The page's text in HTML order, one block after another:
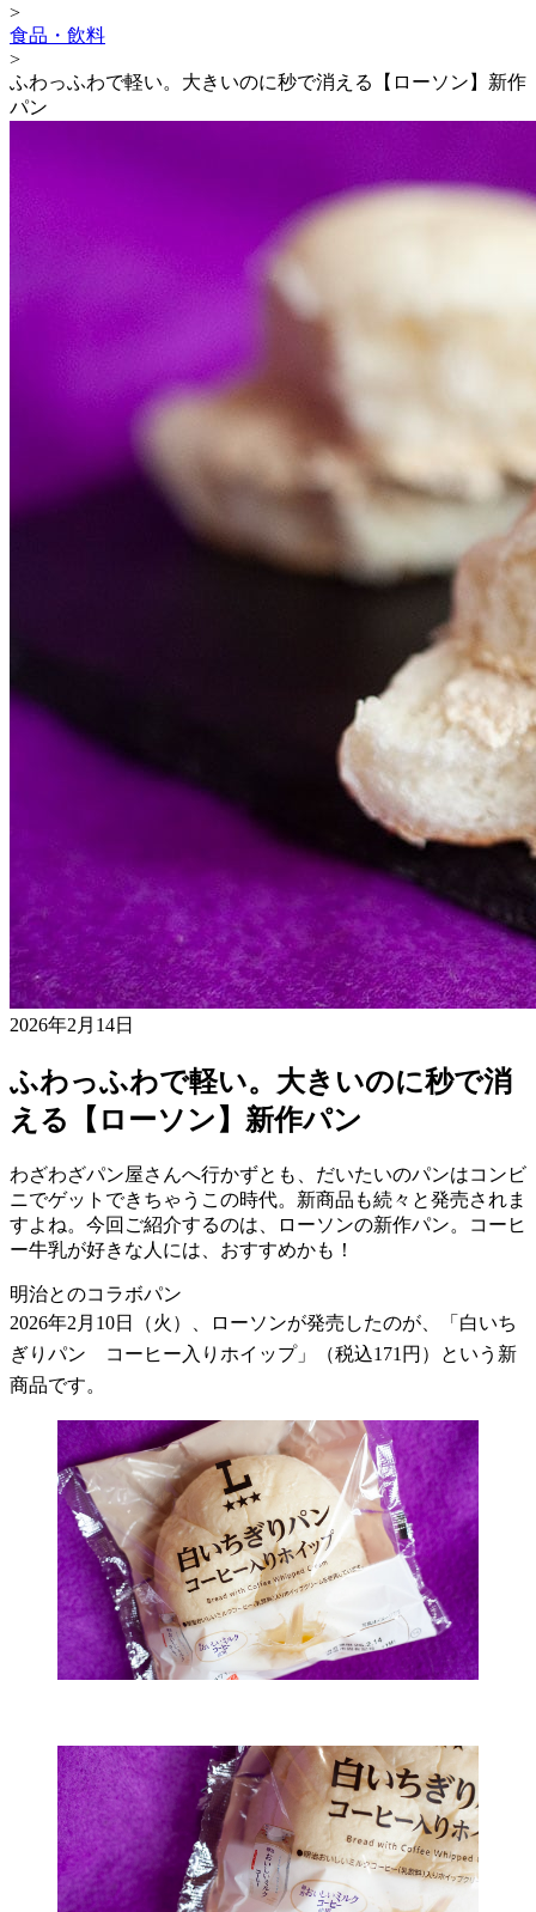
>
食品・飲料
>
ふわっふわで軽い。大きいのに秒で消える【ローソン】新作
パン
2026年2月14日
ふわっふわで軽い。大きいのに秒で消
える【ローソン】新作パン
わざわざパン屋さんへ行かずとも、だいたいのパンはコンビ
ニでゲットできちゃうこの時代。新商品も続々と発売されま
すよね。今回ご紹介するのは、ローソンの新作パン。コーヒ
ー牛乳が好きな人には、おすすめかも！
明治とのコラボパン
2026年2 月 10日（火）、ローソンが発売したのが、「白いち
ぎりパン コーヒー入りホイップ」（税込171 円）という新
商品です。